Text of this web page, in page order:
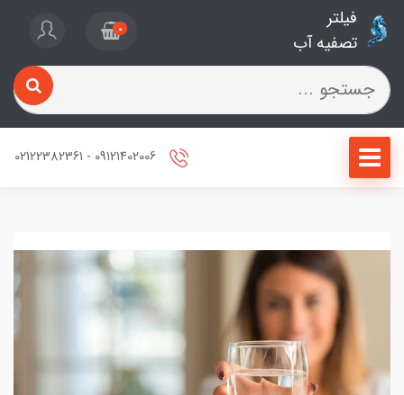
فیلتر
تصفیه آب
0